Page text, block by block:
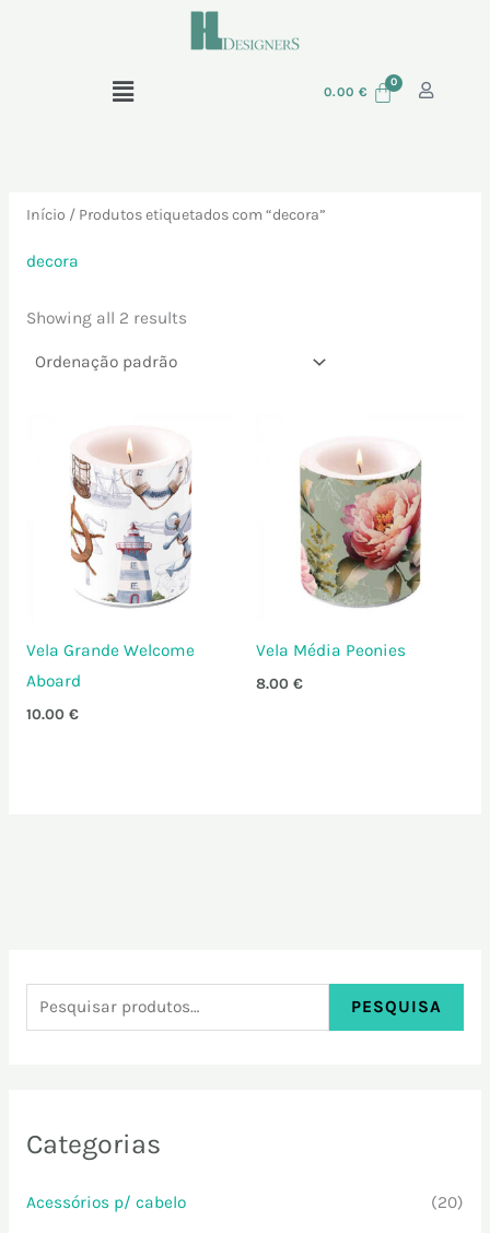
Menu 0.00 €
s
a
p
PESQUISA
Categorias
Acessórios p/ cabelo (20)
Início / Produtos etiquetados com “decora”
decora
Showing all 2 results
Vela Grande Welcome
Aboard
10.00 €
Vela Média Peonies
8.00 €